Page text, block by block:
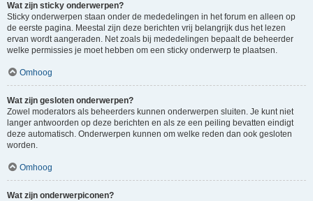
Wat zijn sticky onderwerpen?
Sticky onderwerpen staan onder de mededelingen in het forum en alleen op
de eerste pagina. Meestal zijn deze berichten vrij belangrijk dus het lezen
ervan wordt aangeraden. Net zoals bij mededelingen bepaalt de beheerder
welke permissies je moet hebben om een sticky onderwerp te plaatsen.
Omhoog
Wat zijn gesloten onderwerpen?
Zowel moderators als beheerders kunnen onderwerpen sluiten. Je kunt niet
langer antwoorden op deze berichten en als ze een peiling bevatten eindigt
deze automatisch. Onderwerpen kunnen om welke reden dan ook gesloten
worden.
Omhoog
Wat zijn onderwerpiconen?